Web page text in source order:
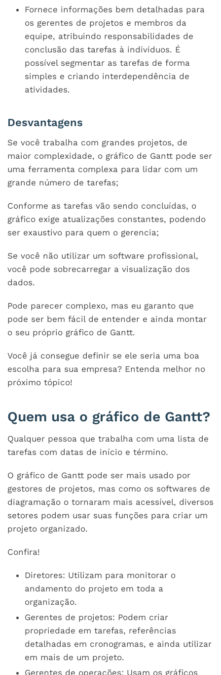
Fornece informações bem detalhadas para
os gerentes de projetos e membros da
equipe, atribuindo responsabilidades de
conclusão das tarefas à indivíduos. É
possível segmentar as tarefas de forma
simples e criando interdependência de
atividades.
Desvantagens
Se você trabalha com grandes projetos, de
maior complexidade, o gráfico de Gantt pode ser
uma ferramenta complexa para lidar com um
grande número de tarefas;
Conforme as tarefas vão sendo concluídas, o
gráfico exige atualizações constantes, podendo
ser exaustivo para quem o gerencia;
Se você não utilizar um software profissional,
você pode sobrecarregar a visualização dos
dados.
Pode parecer complexo, mas eu garanto que
pode ser bem fácil de entender e ainda montar
o seu próprio gráfico de Gantt.
Você já consegue definir se ele seria uma boa
escolha para sua empresa? Entenda melhor no
próximo tópico!
Quem usa o gráfico de Gantt?
Qualquer pessoa que trabalha com uma lista de
tarefas com datas de início e término.
O gráfico de Gantt pode ser mais usado por
gestores de projetos, mas como os softwares de
diagramação o tornaram mais acessível, diversos
setores podem usar suas funções para criar um
projeto organizado.
Confira!
Diretores: Utilizam para monitorar o
andamento do projeto em toda a
organização.
Gerentes de projetos: Podem criar
propriedade em tarefas, referências
detalhadas em cronogramas, e ainda utilizar
em mais de um projeto.
Gerentes de operações: Usam os gráficos